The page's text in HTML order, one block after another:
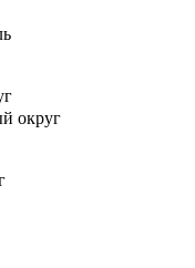
округ